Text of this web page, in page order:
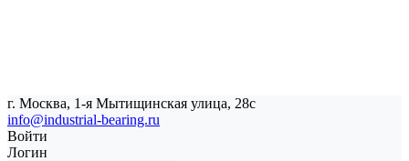
г. Москва, 1-я Мытищинская улица, 28с
info@industrial-bearing.ru
Войти
Логин